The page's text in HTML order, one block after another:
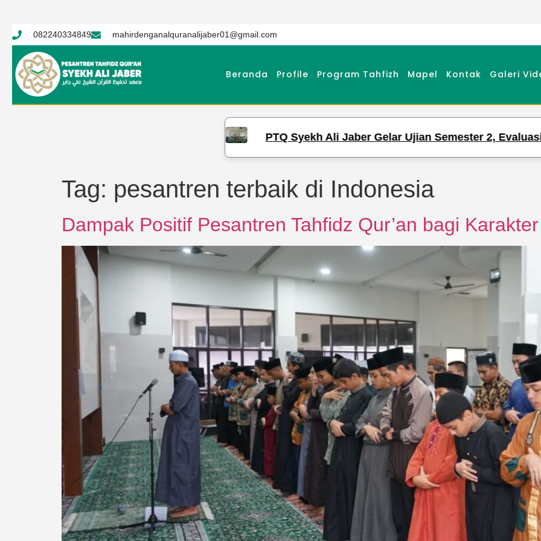
082240334849 mahirdenganalquranalijaber01@gmail.com
Beranda Profile Program Tahfizh Mapel Kontak Galeri
PTQ Syekh Ali Jaber Gelar Ujian Semester 2, Evaluasi
Tag: pesantren terbaik di Indonesia
Dampak Positif Pesantren Tahfidz Qur’an bagi